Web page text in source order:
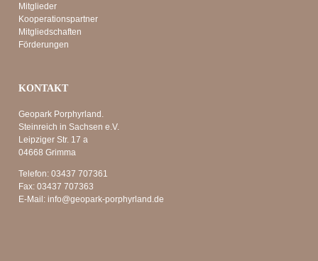
Mitglieder
Kooperationspartner
Mitgliedschaften
Förderungen
KONTAKT
Geopark Porphyrland.
Steinreich in Sachsen e.V.
Leipziger Str. 17 a
04668 Grimma
Telefon:03437 707361
Fax:03437 707363
E-Mail:info@geopark-porphyrland.de